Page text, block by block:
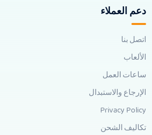
دعم العملاء
اتصل بنا
الألعاب
ساعات العمل
الإرجاع والاستبدال
Privacy Policy
تكاليف الشحن